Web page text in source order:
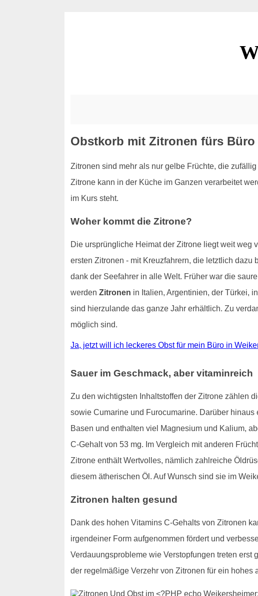
Obstkorb mit Zitronen fürs Büro
Zitronen sind mehr als nur gelbe Früchte, die
Zitrone kann in der Küche im Ganzen verarbeitet
im Kurs steht.
Woher kommt die Zitrone?
Die ursprüngliche Heimat der Zitrone liegt weit weg
ersten Zitronen - mit Kreuzfahrern, die letztlich
dank der Seefahrer in alle Welt. Früher war die
werden Zitronen in Italien, Argentinien, der Türkei,
sind hierzulande das ganze Jahr erhältlich. Zu
möglich sind.
Ja, jetzt will ich leckeres Obst für mein Büro in
Sauer im Geschmack, aber vitaminreich
Zu den wichtigsten Inhaltstoffen der Zitrone zählen
sowie Cumarine und Furocumarine. Darüber
Basen und enthalten viel Magnesium und Kalium,
C-Gehalt von 53 mg. Im Vergleich mit anderen
Zitrone enthält Wertvolles, nämlich zahlreiche
diesem ätherischen Öl. Auf Wunsch sind sie im
Zitronen halten gesund
Dank des hohen Vitamins C-Gehalts von Zitronen
irgendeiner Form aufgenommen fördert und
Verdauungsprobleme wie Verstopfungen treten
der regelmäßige Verzehr von Zitronen für ein